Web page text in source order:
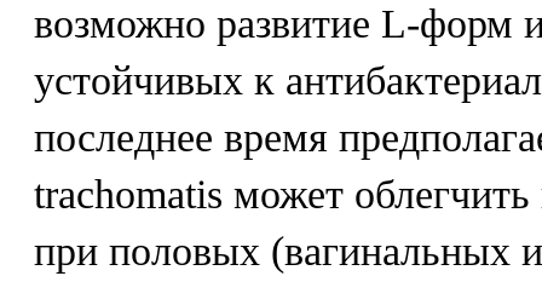
возможно развитие L-форм
устойчивых к
последнее время
trachomatis может
при половых (вагинальных